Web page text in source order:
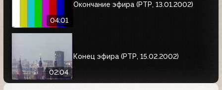
04:01
Окончание эфира (РТР, 13.01.2002)
02:04
Конец эфира (РТР, 15.02.2002)